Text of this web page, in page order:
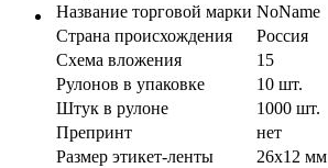
Название торговой марки NoName
Страна происхождения
Россия
Схема вложения
15
Рулонов в упаковке
10 шт.
Штук в рулоне
1000 шт.
Препринт
нет
Размер этикет-ленты
26x12 мм